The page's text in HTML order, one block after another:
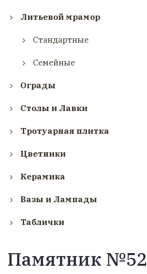
Литьевой мрамор
Стандартные
Семейные
Ограды
Столы и Лавки
Тротуарная плитка
Цветники
Керамика
Вазы и Лампады
Таблички
Памятник №52